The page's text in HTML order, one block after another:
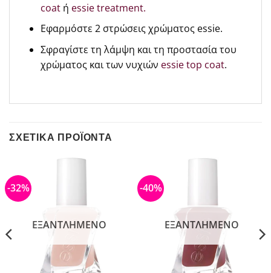
coatή essie treatment.
Εφαρμόστε 2 στρώσεις χρώματος essie.
Σφραγίστε τη λάμψη και τη προστασία του
χρώματος και των νυχιών essie top coat.
ΣΧΕΤΙΚΆ ΠΡΟΪΌΝΤΑ
-32%
ΕΞΑΝΤΛΗΜΈΝΟ
-40%
ΕΞΑΝΤΛΗΜΈΝΟ